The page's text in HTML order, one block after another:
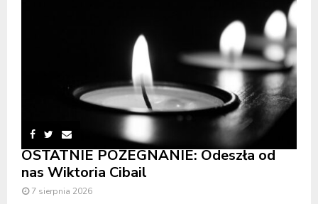
OSTATNIE POŻEGNANIE: Odeszła od
nas Wiktoria Cibail
7 sierpnia 2026